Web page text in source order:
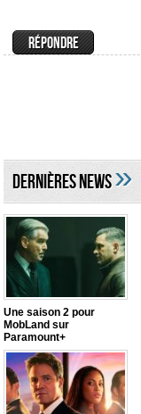
DERNIÈRES NEWS»
Une saison 2 pour
MobLand sur
Paramount+